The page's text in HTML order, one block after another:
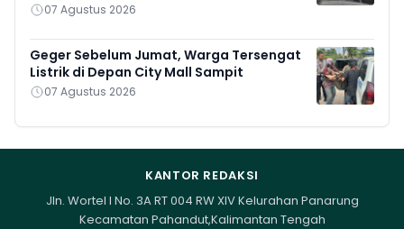
07 Agustus 2026
Geger Sebelum Jumat, Warga Tersengat
Listrik di Depan City Mall Sampit
07 Agustus 2026
KANTOR REDAKSI
Jln. Wortel I No. 3A RT 004 RW XIV Kelurahan Panarung
Kecamatan Pahandut,Kalimantan Tengah